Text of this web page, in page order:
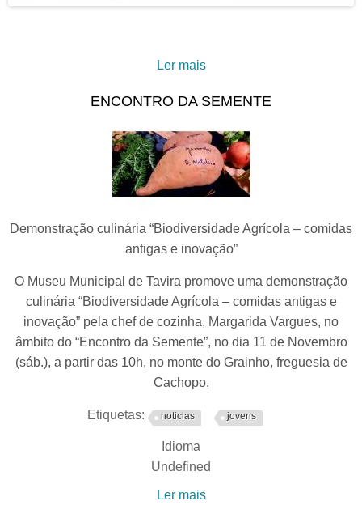
Ler mais
ENCONTRO DA SEMENTE
Demonstração culinária “Biodiversidade Agrícola – comidas
antigas e inovação”
O Museu Municipal de Tavira promove uma demonstração
culinária “Biodiversidade Agrícola – comidas antigas e
inovação” pela chef de cozinha, Margarida Vargues, no
âmbito do “Encontro da Semente”, no dia 11 de Novembro
(sáb.), a partir das 10h, no monte do Grainho, freguesia de
Cachopo.
Etiquetas: noticias jovens
Idioma
Undefined
Ler mais